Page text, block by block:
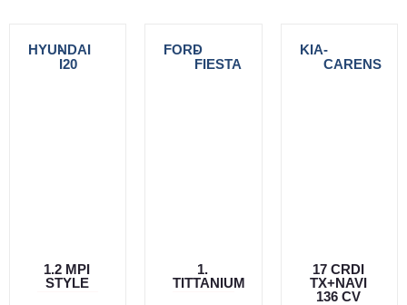
HYUNDAI
-
I20
1.2 MPI
STYLE
FORD
-
FIESTA
1.
TITTANIUM
KIA-
CARENS
17 CRDI
TX+NAVI
136 CV